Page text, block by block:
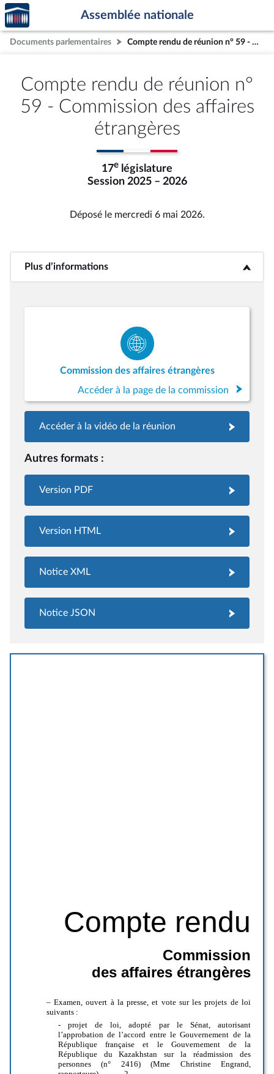
Aller au contenu
Aller en bas de la page
Accèder
à la
page
d'accueil
Assemblée nationale
Documents parlementaires Compte rendu de réunion n° 59 - Commission des affaires étrangères
Compte rendu de réunion n°
59 - Commission des affaires
étrangères
17e législature
Session 2025 – 2026
Déposé le mercredi 6 mai 2026.
Plus d’informations<b>Plus d’informations</b>
Commission des affaires étrangères
Accéder à la page de la commission
Accéder à la vidéo de la réunion
Autres formats :
Version PDF
Version HTML
Notice XML
Notice JSON